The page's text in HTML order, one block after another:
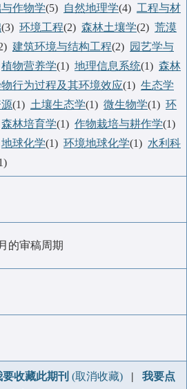
作物学(5) 自然地理学(4) 工程与材
(3) 环境工程(2) 森林土壤学(2) 荒漠
建筑环境与结构工程(2) 园艺学与
植物营养学(1) 地理信息系统(1) 森林
行为过程及其环境效应(1) 生态学
(1) 土壤生态学(1) 微生物学(1) 环
森林培育学(1) 作物栽培与耕作学(1)
地球化学(1) 环境地球化学(1) 水利科
的审稿周期
要收藏此期刊 (取消收藏) | 我要点